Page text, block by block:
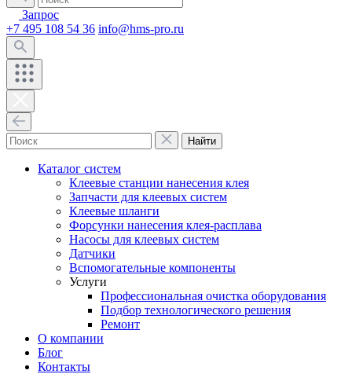
Запрос
+7 495 108 54 36 info@hms-pro.ru
Найти
Каталог систем
Клеевые станции нанесения клея
Запчасти для клеевых систем
Клеевые шланги
Форсунки нанесения клея-расплава
Насосы для клеевых систем
Датчики
Вспомогательные компоненты
Услуги
Профессиональная очистка оборудования
Подбор технологического решения
Ремонт
О компании
Блог
Контакты